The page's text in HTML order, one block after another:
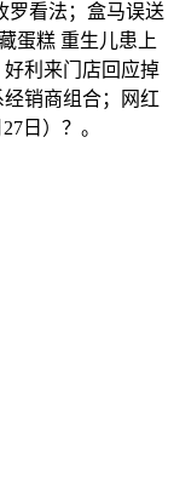
罗看法；盒马误送
蛋糕 重生儿患上
好利来门店回应掉
销商组合；网红
日）？。